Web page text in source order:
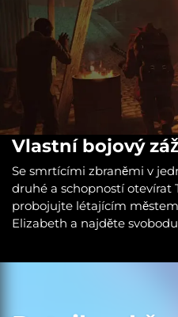
Vlastní bojový
Se smrtícími zbraněmi v
druhé a schopností otevírat
probojujte létajícím
Elizabeth a najděte